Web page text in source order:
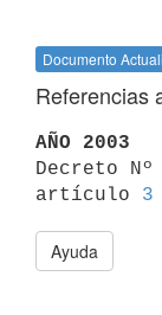
Documento
Referencias
AÑO 2003
Decreto
artículo 3
Ayuda